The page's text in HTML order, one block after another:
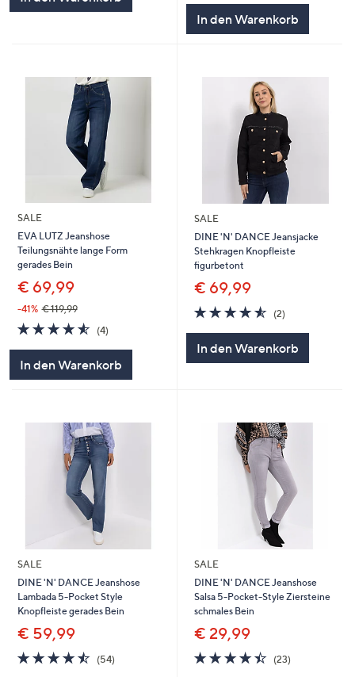
In den Warenkorb
SALE
EVA LUTZ Jeanshose
Teilungsnähte lange Form
gerades Bein
€ 69,99
-41% € 119,99
4.5
von
(4)4
In den Warenkorb
SALE
DINE 'N' DANCE Jeansjacke
Stehkragen Knopfleiste
figurbetont
€ 69,99
4.5
von
(2)2
In den Warenkorb
SALE
DINE 'N' DANCE Jeanshose
Lambada 5-Pocket Style
Knopfleiste gerades Bein
€ 59,99
4.4
von
(54)
SALE
DINE 'N' DANCE Jeanshose
Salsa 5-Pocket-Style Ziersteine
schmales Bein
€ 29,99
4.4
von
(23)23